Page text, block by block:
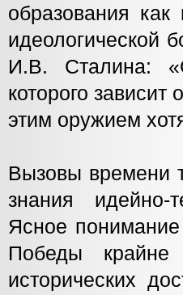
образования как
идеологической
И.В. Сталина:
которого зависит
этим оружием
Вызовы времени
знания идейно-
Ясное
Победы крайне
исторических